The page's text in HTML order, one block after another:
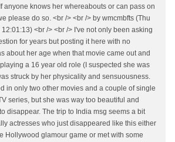
anyone knows her whereabouts or can pass on
please do so. <br /> <br /> by wmcmbfts (Thu
<br /> <br /> I've not only been asking
for years but posting it here with no
about her age when that movie came out and
a 16 year old role (I suspected she was
struck by her physicality and sensuousness.
in only two other movies and a couple of single
series, but she was way too beautiful and
disappear. The trip to India msg seems a bit
actresses who just disappeared like this either
Hollywood glamour game or met with some